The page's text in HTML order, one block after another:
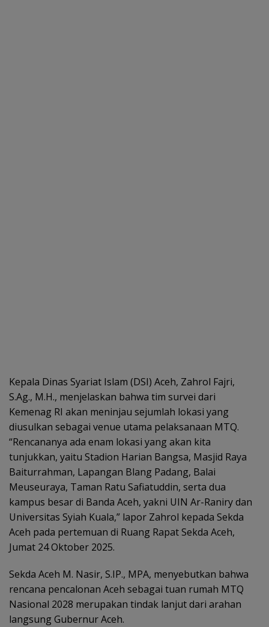
Kepala Dinas Syariat Islam (DSI) Aceh, Zahrol Fajri,
S.Ag., M.H., menjelaskan bahwa tim survei dari
Kemenag RI akan meninjau sejumlah lokasi yang
diusulkan sebagai venue utama pelaksanaan MTQ.
“Rencananya ada enam lokasi yang akan kita
tunjukkan, yaitu Stadion Harian Bangsa, Masjid Raya
Baiturrahman, Lapangan Blang Padang, Balai
Meuseuraya, Taman Ratu Safiatuddin, serta dua
kampus besar di Banda Aceh, yakni UIN Ar-Raniry dan
Universitas Syiah Kuala,” lapor Zahrol kepada Sekda
Aceh pada pertemuan di Ruang Rapat Sekda Aceh,
Jumat 24 Oktober 2025.
Sekda Aceh M. Nasir, S.IP., MPA, menyebutkan bahwa
rencana pencalonan Aceh sebagai tuan rumah MTQ
Nasional 2028 merupakan tindak lanjut dari arahan
langsung Gubernur Aceh.